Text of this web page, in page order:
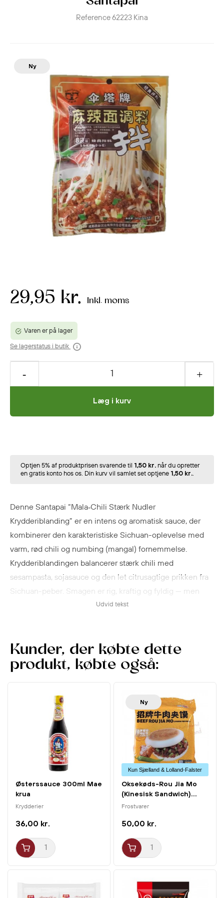
Reference62223 Kina
Ny
Optjen 5% af produktprisen svarende til 1,50 kr. når du opretter
en gratis konto hos os. Din kurv vil samlet set optjene 1,50 kr..
Denne Santapai “Mala‑Chili Stærk Nudler
Krydderiblanding” er en intens og aromatisk sauce, der
kombinerer den karakteristiske Sichuan-oplevelse med
varm, rød chili og numbing (mangal) fornemmelse.
Krydderiblandingen balancerer stærk chili med
sesampasta, sojasauce og den let citrusagtige prikken fra
Sichuan-peber. Smagen er rig, kraftig og fyldig — men
uden at overmande retten.
eller brug den som base i wokretter, stir-fry grøntsager
eller hot pot. Den fungerer også fint som dip eller sovs til
Udvid tekst
29,95 kr. Inkl. moms
Varen er på lager
Se lagerstatus i butik
Læg i kurv
Kunder, der købte dette
produkt, købte også:
Østerssauce 300ml Mae
krua
Krydderier
36,00 kr.
Ny
Kun Sjælland & Lolland-Falster
Oksekøds-Rou Jia Mo
(Kinesisk Sandwich)...
Frostvarer
50,00 kr.